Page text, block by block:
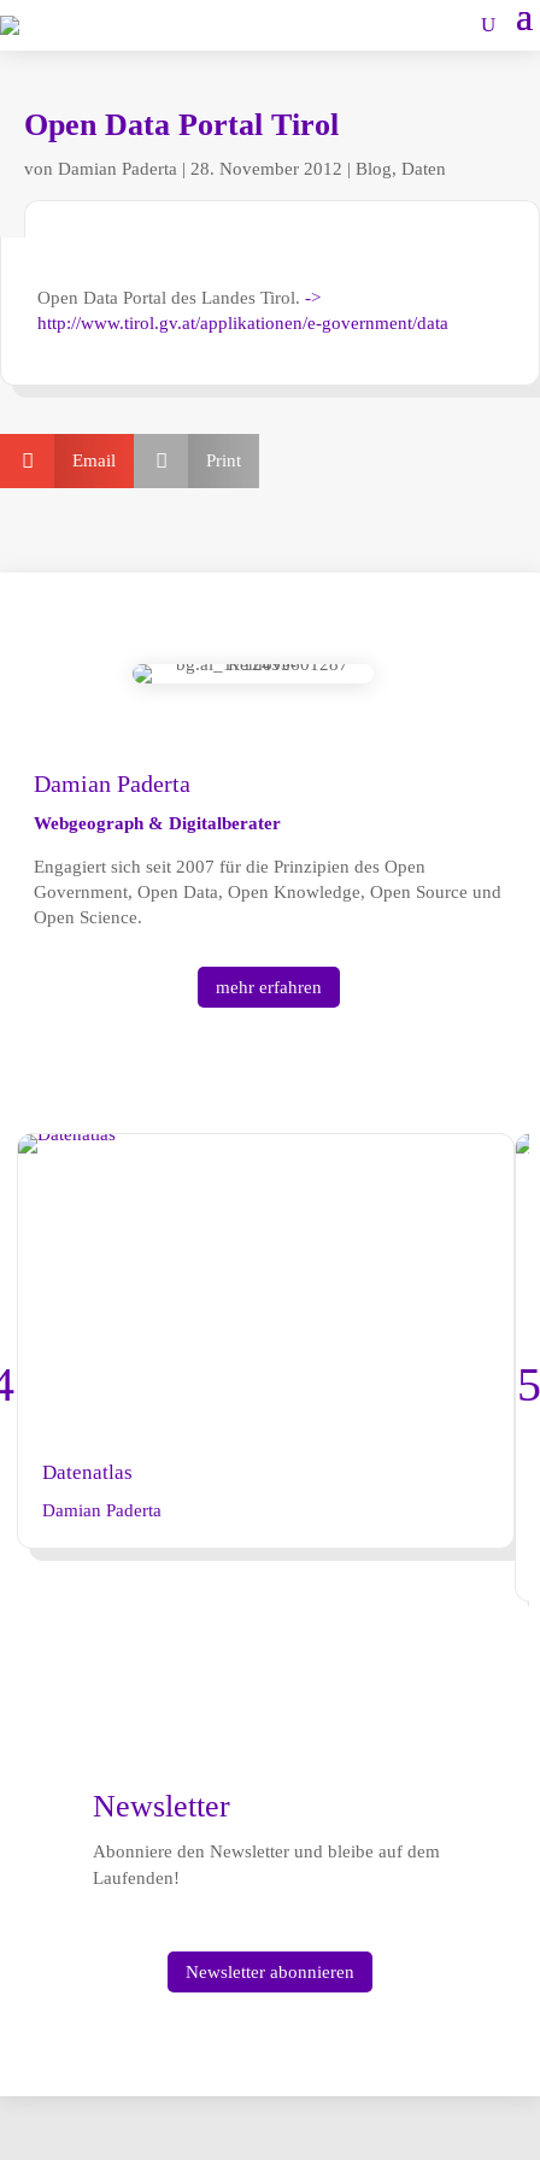
Open Data Portal Tirol
von Damian Paderta | 28. November 2012 | Blog, Daten
Open Data Portal des Landes Tirol. ->
http://www.tirol.gv.at/applikationen/e-government/data
 Email  Print
Damian Paderta
Webgeograph & Digitalberater
Engagiert sich seit 2007 für die Prinzipien des Open
Government, Open Data, Open Knowledge, Open Source und
Open Science.
mehr erfahren
Datenatlas
Damian Paderta
Newsletter
Abonniere den Newsletter und bleibe auf dem
Laufenden!
Newsletter abonnieren